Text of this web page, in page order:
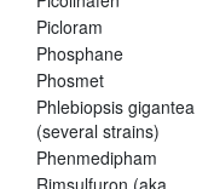
Picloram
Phosphane
Phosmet
Phlebiopsis gigantea
(several strains)
Phenmedipham